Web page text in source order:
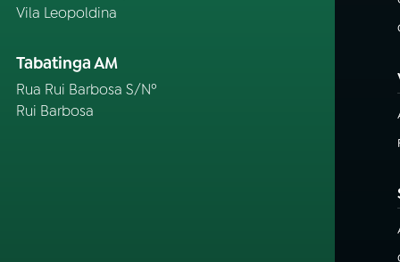
Vila Leopoldina
Tabatinga AM
Rua Rui Barbosa S/Nº
Rui Barbosa